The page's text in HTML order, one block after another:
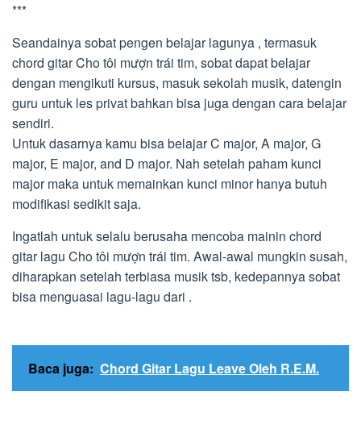
***
Seandainya sobat pengen belajar lagunya , termasuk
chord gitar Cho tôi mượn trái tim, sobat dapat belajar
dengan mengikuti kursus, masuk sekolah musik, datengin
guru untuk les privat bahkan bisa juga dengan cara belajar
sendiri.
Untuk dasarnya kamu bisa belajar C major, A major, G
major, E major, and D major. Nah setelah paham kunci
major maka untuk memainkan kunci minor hanya butuh
modifikasi sedikit saja.
Ingatlah untuk selalu berusaha mencoba mainin chord
gitar lagu Cho tôi mượn trái tim. Awal-awal mungkin susah,
diharapkan setelah terbiasa musik tsb, kedepannya sobat
bisa menguasai lagu-lagu dari .
Baca juga: Chord Gitar Lagu Leave Oleh R.E.M.